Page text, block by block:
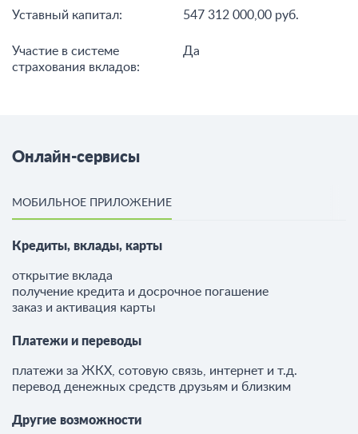
Уставный капитал: 547 312 000,00 руб.
Участие в системе
страхования вкладов:
Да
Онлайн-сервисы
МОБИЛЬНОЕ ПРИЛОЖЕНИЕ
Кредиты, вклады, карты
открытие вклада
получение кредита и досрочное погашение
заказ и активация карты
Платежи и переводы
платежи за ЖКХ, сотовую связь, интернет и т.д.
перевод денежных средств друзьям и близким
Другие возможности